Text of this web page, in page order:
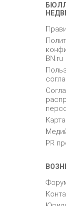
BN.ru
PR